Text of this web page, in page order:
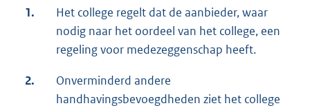
1.
Het college regelt dat de aanbieder, waar
nodig naar het oordeel van het college, een
regeling voor medezeggenschap heeft.
2.
Onverminderd andere
handhavingsbevoegdheden ziet het college